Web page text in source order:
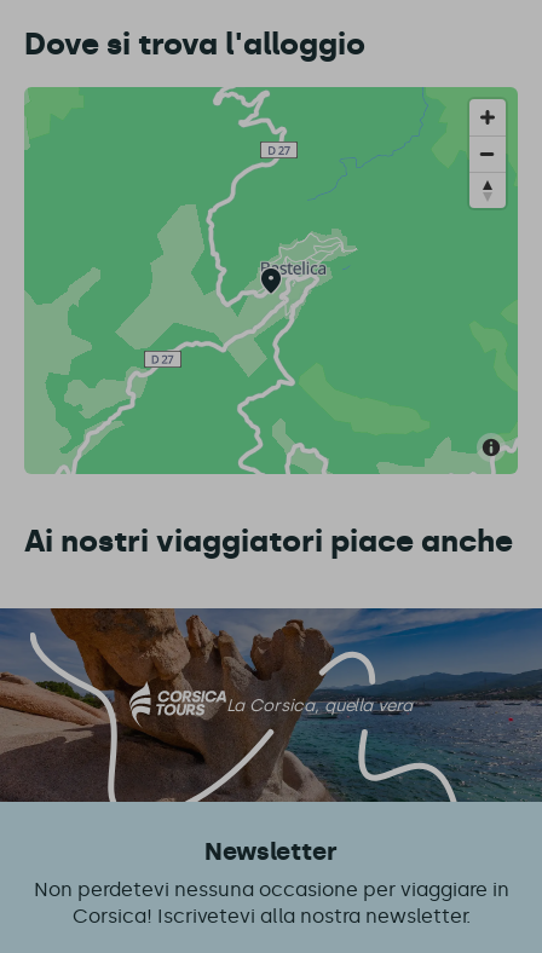
Dove si trova l'alloggio
Ai nostri viaggiatori piace anche
La Corsica, quella vera
Newsletter
Non perdetevi nessuna occasione per viaggiare in
Corsica! Iscrivetevi alla nostra newsletter.